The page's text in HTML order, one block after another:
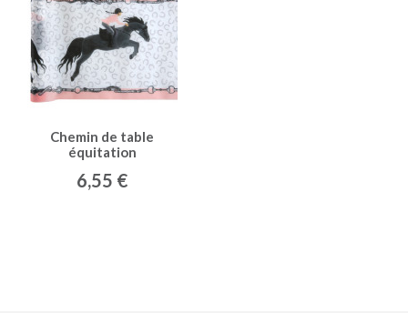
Chemin de table
équitation
6,55 €